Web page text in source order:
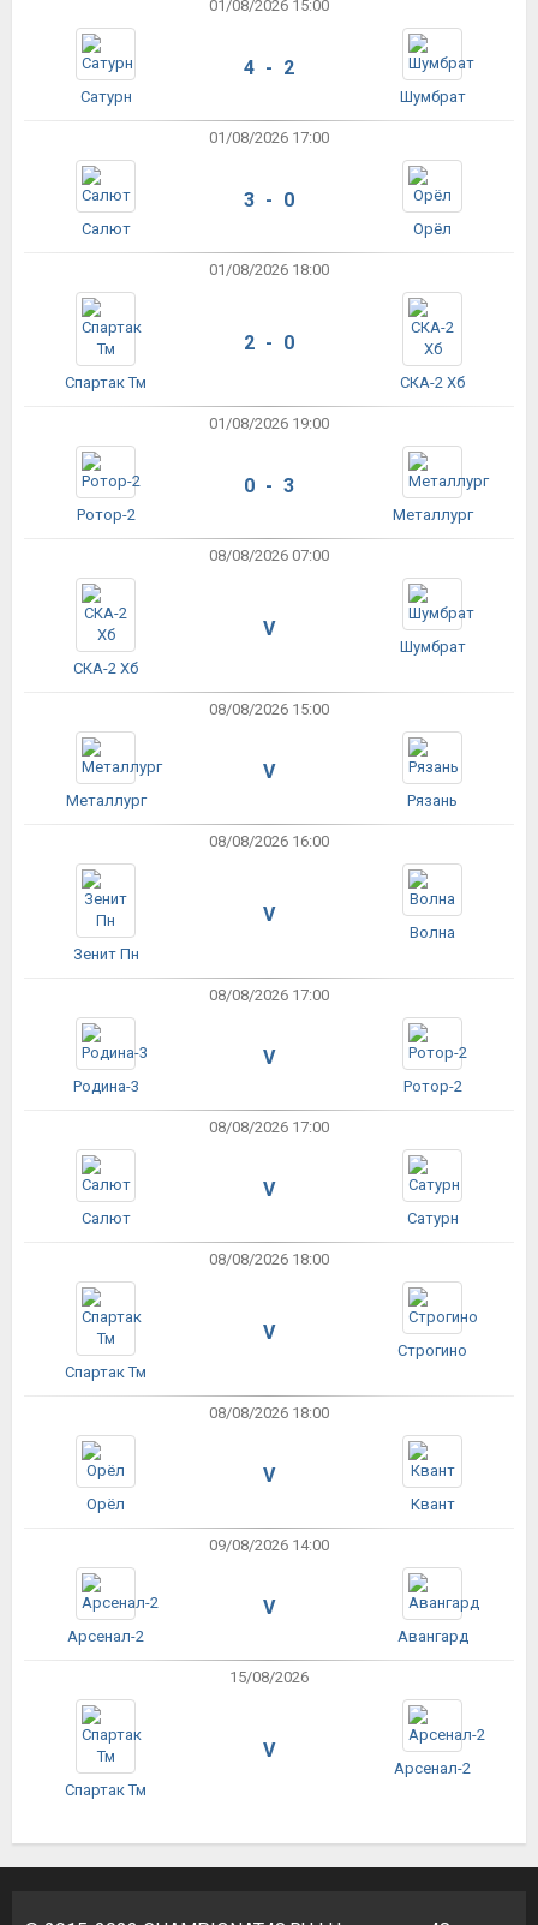
01/08/2026 15:00
Сатурн
4 - 2
Шумбрат
01/08/2026 17:00
Салют
3 - 0
Орёл
01/08/2026 18:00
Спартак Тм
2 - 0
СКА-2 Хб
01/08/2026 19:00
Ротор-2
0 - 3
Металлург
08/08/2026 07:00
СКА-2 Хб
V
Шумбрат
08/08/2026 15:00
Металлург
V
Рязань
08/08/2026 16:00
Зенит Пн
V
Волна
08/08/2026 17:00
Родина-3
V
Ротор-2
08/08/2026 17:00
Салют
V
Сатурн
08/08/2026 18:00
Спартак Тм
V
Строгино
08/08/2026 18:00
Орёл
V
Квант
09/08/2026 14:00
Арсенал-2
V
Авангард
15/08/2026
Спартак Тм
V
Арсенал-2